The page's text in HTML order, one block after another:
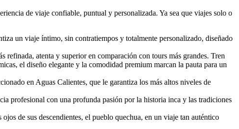
de viaje confiable, puntual y personalizada. Ya sea que viajes solo o
un viaje íntimo, sin contratiempos y totalmente personalizado, diseñado
refinada, atenta y superior en comparación con tours más grandes. Tren
el diseño elegante y la comodidad premium marcan la pauta para un
en Aguas Calientes, que le garantiza los más altos niveles de
profesional con una profunda pasión por la historia inca y las tradiciones
de sus descendientes, el pueblo quechua, en un viaje tan auténtico